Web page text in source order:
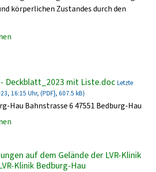
körperlichen Zustandes durch den
Deckblatt_2023 mit Liste.doc Letzte
16:15 Uhr, (PDF}, 607.5 kB)
Hau Bahnstrasse 6 47551 Bedburg-Hau
auf dem Gelände der LVR-Klinik
Klinik Bedburg-Hau